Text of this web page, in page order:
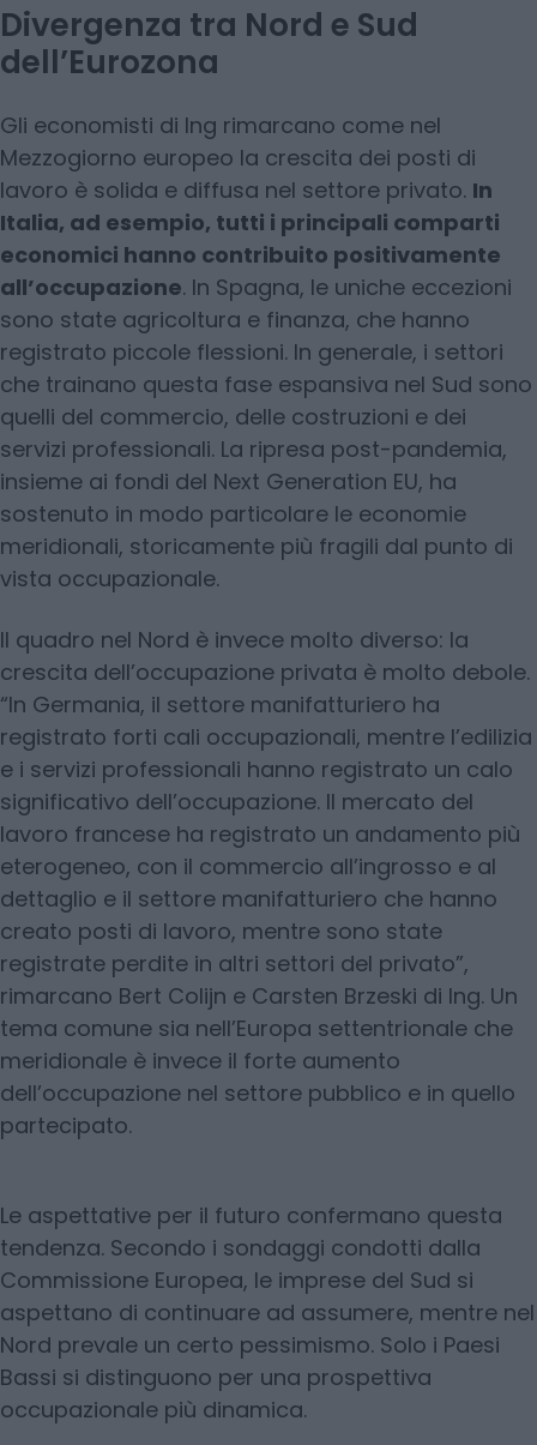
Divergenza tra Nord e Sud
dell’Eurozona
Gli economisti di Ing rimarcano come nel
Mezzogiorno europeo la crescita dei posti di
lavoro è solida e diffusa nel settore privato. In
Italia, ad esempio, tutti i principali comparti
economici hanno contribuito positivamente
all’occupazione. In Spagna, le uniche eccezioni
sono state agricoltura e finanza, che hanno
registrato piccole flessioni. In generale, i settori
che trainano questa fase espansiva nel Sud sono
quelli del commercio, delle costruzioni e dei
servizi professionali. La ripresa post-pandemia,
insieme ai fondi del Next Generation EU, ha
sostenuto in modo particolare le economie
meridionali, storicamente più fragili dal punto di
vista occupazionale.
Il quadro nel Nord è invece molto diverso: la
crescita dell’occupazione privata è molto debole.
“In Germania, il settore manifatturiero ha
registrato forti cali occupazionali, mentre l’edilizia
e i servizi professionali hanno registrato un calo
significativo dell’occupazione. Il mercato del
lavoro francese ha registrato un andamento più
eterogeneo, con il commercio all’ingrosso e al
dettaglio e il settore manifatturiero che hanno
creato posti di lavoro, mentre sono state
registrate perdite in altri settori del privato”,
rimarcano Bert Colijn e Carsten Brzeski di Ing. Un
tema comune sia nell’Europa settentrionale che
meridionale è invece il forte aumento
dell’occupazione nel settore pubblico e in quello
partecipato.
Le aspettative per il futuro confermano questa
tendenza. Secondo i sondaggi condotti dalla
Commissione Europea, le imprese del Sud si
aspettano di continuare ad assumere, mentre nel
Nord prevale un certo pessimismo. Solo i Paesi
Bassi si distinguono per una prospettiva
occupazionale più dinamica.